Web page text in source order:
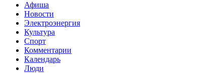
Афиша
Новости
Электроэнергия
Культура
Спорт
Комментарии
Календарь
Люди